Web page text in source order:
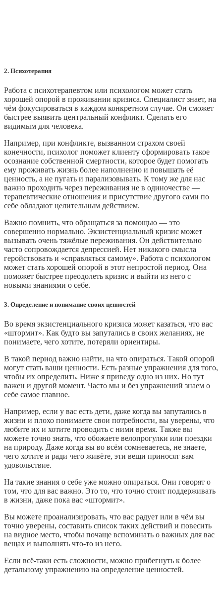
2. Психотерапия
Работа с психотерапевтом или психологом может стать
хорошей опорой в проживании кризиса. Специалист знает, на
чём фокусироваться в каждом конкретном случае. Он сможет
быстрее выявить центральный конфликт. Сделать его
видимым для человека.
Например, при конфликте, вызванном страхом своей
конечности, психолог поможет клиенту сформировать такое
осознание собственной смертности, которое будет помогать
ему проживать жизнь более наполненно и повышать её
ценность, а не пугать и парализовывать. К тому же для нас
важно проходить через переживания не в одиночестве —
терапевтические отношения и присутствие другого сами по
себе обладают целительным действием.
Важно помнить, что обращаться за помощью — это
совершенно нормально. Экзистенциальный кризис может
вызывать очень тяжёлые переживания. Он действительно
часто сопровождается депрессией. Нет никакого смысла
геройствовать и «справляться самому». Работа с психологом
может стать хорошей опорой в этот непростой период. Она
поможет быстрее преодолеть кризис и выйти из него с
новыми знаниями о себе.
3. Определение и понимание своих ценностей
Во время экзистенциального кризиса может казаться, что вас
«штормит». Как будто вы запутались в своих желаниях, не
понимаете, чего хотите, потеряли ориентиры.
В такой период важно найти, на что опираться. Такой опорой
могут стать ваши ценности. Есть разные упражнения для того,
чтобы их определить. Ниже я приведу одно из них. Но тут
важен и другой момент. Часто мы и без упражнений знаем о
себе самое главное.
Например, если у вас есть дети, даже когда вы запутались в
жизни и плохо понимаете свои потребности, вы уверены, что
любите их и хотите проводить с ними время. Также вы
можете точно знать, что обожаете велопрогулки или поездки
на природу. Даже когда вы во всём сомневаетесь, не знаете,
чего хотите и ради чего живёте, эти вещи приносят вам
удовольствие.
На такие знания о себе уже можно опираться. Они говорят о
том, что для вас важно. Это то, что точно стоит поддерживать
в жизни, даже пока вас «штормит».
Вы можете проанализировать, что вас радует или в чём вы
точно уверены, составить список таких действий и повесить
на видное место, чтобы почаще вспоминать о важных для вас
вещах и выполнять что-то из него.
Если всё-таки есть сложности, можно прибегнуть к более
детальному упражнению на определение ценностей.